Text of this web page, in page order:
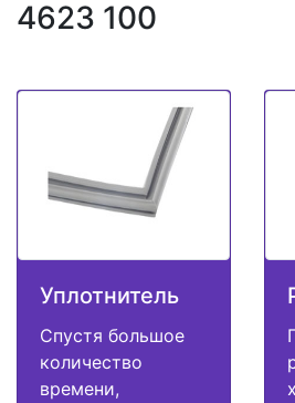
4623 100
Уплотнитель
Спустя большое
количество
времени,